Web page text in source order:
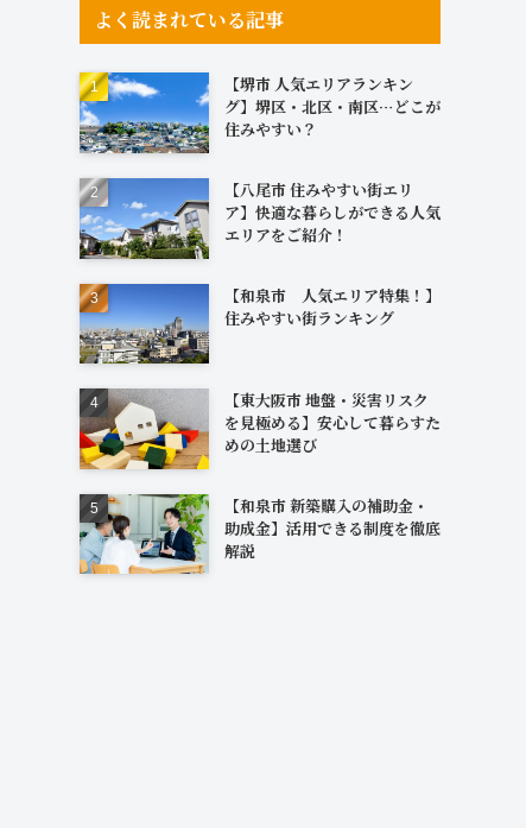
よく読まれている記事
【堺市 人気エリアランキン
グ】堺区・北区・南区…どこが
住みやすい？
【八尾市 住みやすい街エリ
ア】快適な暮らしができる人気
エリアをご紹介！
【和泉市 人気エリア特集！】
住みやすい街ランキング
【東大阪市 地盤・災害リスク
を見極める】安心して暮らすた
めの土地選び
【和泉市 新築購入の補助金・
助成金】活用できる制度を徹底
解説